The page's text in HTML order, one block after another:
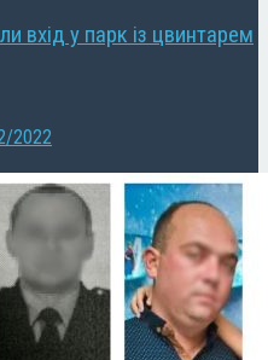
вхід у парк із цвинтарем
2022